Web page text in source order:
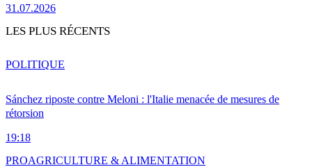
31.07.2026
LES PLUS RÉCENTS
Sánchez riposte contre Meloni : l'Italie menacée de mesures de
rétorsion
19:18
POLITIQUE
PROAGRICULTURE & ALIMENTATION